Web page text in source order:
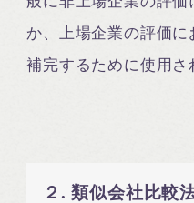
か、上場企業の評価
補完するために使用さ
２. 類似会社比較